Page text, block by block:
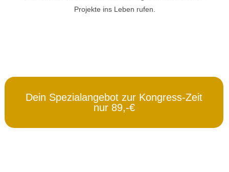
Projekte ins Leben rufen.
Dein Spezialangebot zur Kongress-Zeit
nur 89,-€